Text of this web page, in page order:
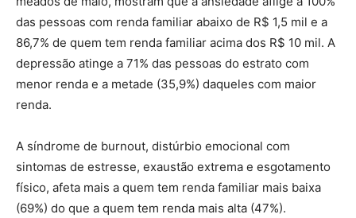
das pessoas com renda familiar abaixo de R$ 1,5 mil e a
86,7% de quem tem renda familiar acima dos R$ 10 mil. A
depressão atinge a 71% das pessoas do estrato com
menor renda e a metade (35,9%) daqueles com maior
renda.
A síndrome de burnout, distúrbio emocional com
sintomas de estresse, exaustão extrema e esgotamento
físico, afeta mais a quem tem renda familiar mais baixa
(69%) do que a quem tem renda mais alta (47%).